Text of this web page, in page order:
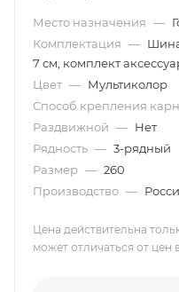
Место назначения —
Комплектация —
7 см, комплект
Цвет — Мультиколор
Способ крепления
Раздвижной — Нет
Рядность — 3-рядный
Размер — 260
Производство —
Цена действительна
может отличаться от цен